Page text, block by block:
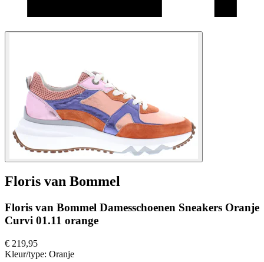
Floris van Bommel
Floris van Bommel Damesschoenen Sneakers Oranje
Curvi 01.11 orange
€ 219,95
Kleur/type: Oranje